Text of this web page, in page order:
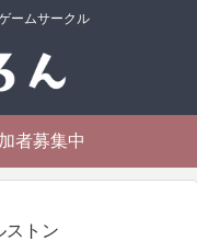
ームサークル
者募集中
ストン